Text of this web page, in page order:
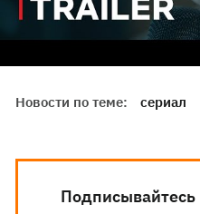
Новости по теме: сериал
Подписывайтесь